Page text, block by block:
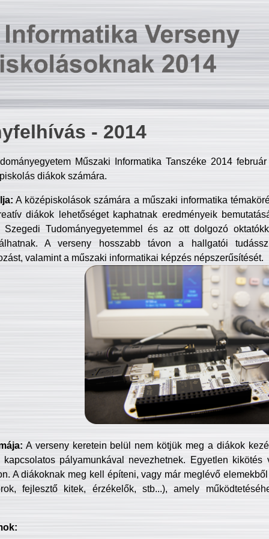
- 2014
Műszaki Informatika Tanszéke 2014
diákok számára.
A középiskolások számára a műszaki informatika
diákok lehetőséget kaphatnak eredményeik
Szegedi Tudományegyetemmel és az ott dolgozó
A verseny hosszabb távon a hallgatói
valamint a műszaki informatikai képzés népszerűsítését.
A verseny keretein belül nem kötjük meg a diákok
kapcsolatos pályamunkával nevezhetnek. Egyetlen
A diákoknak meg kell építeni, vagy már meglévő
fejlesztő kitek, érzékelők, stb...), amely